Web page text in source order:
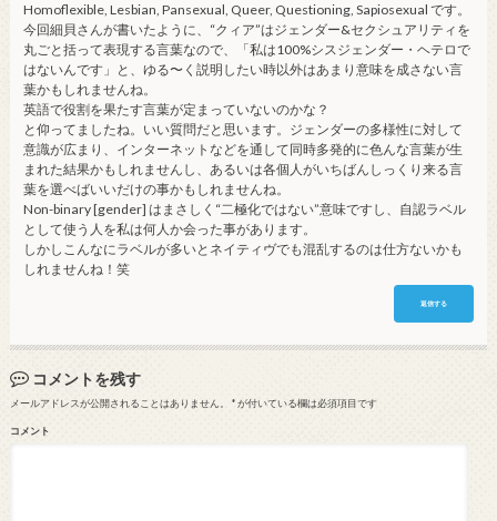
Homoflexible, Lesbian, Pansexual, Queer, Questioning, Sapiosexual です。
今回細貝さんが書いたように、“クィア”はジェンダー&セクシュアリティを
丸ごと括って表現する言葉なので、「私は100%シスジェンダー・ヘテロで
はないんです」と、ゆる〜く説明したい時以外はあまり意味を成さない言
葉かもしれませんね。
英語で役割を果たす言葉が定まっていないのかな？
と仰ってましたね。いい質問だと思います。ジェンダーの多様性に対して
意識が広まり、インターネットなどを通して同時多発的に色んな言葉が生
まれた結果かもしれませんし、あるいは各個人がいちばんしっくり来る言
葉を選べばいいだけの事かもしれませんね。
Non-binary [gender] はまさしく“二極化ではない”意味ですし、自認ラベル
として使う人を私は何人か会った事があります。
しかしこんなにラベルが多いとネイティヴでも混乱するのは仕方ないかも
しれませんね！笑
返信する
コメントを残す
メールアドレスが公開されることはありません。 *が付いている欄は必須項目です
コメント